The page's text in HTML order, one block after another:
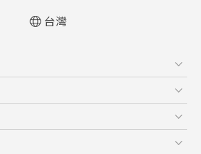
台灣